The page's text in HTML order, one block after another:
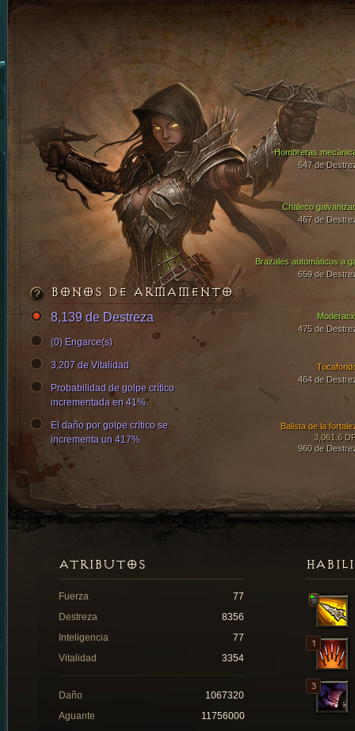
Chaleco
467 de
Brazales automáticos a
659 de
Hombreras
647 de
464 de
Balista de la
3,061.6
960 de
475 de
BONOS DE ARMAMENTO
8,139 de Destreza
(0) Engarce(s)
3,207 de Vitalidad
Probabilidad de golpe crítico
incrementada en 41%.
El daño por golpe crítico se
incrementa un 417%
ATRIBUTOS
Fuerza
77
Destreza
8356
Inteligencia
77
Vitalidad
3354
Daño
1067320
Aguante
11756000